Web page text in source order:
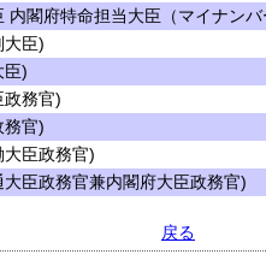
閣府特命担当大臣（マイナン
臣)
)
務官)
官)
臣政務官)
臣政務官兼内閣府大臣政務官)
戻る